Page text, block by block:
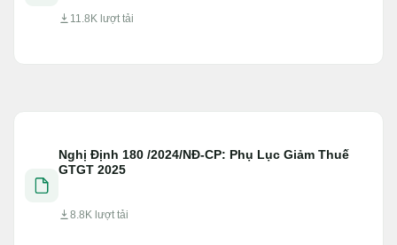
11.8K lượt tải
Nghị Định 180 /2024/NĐ-CP: Phụ Lục Giảm Thuế
GTGT 2025
8.8K lượt tải